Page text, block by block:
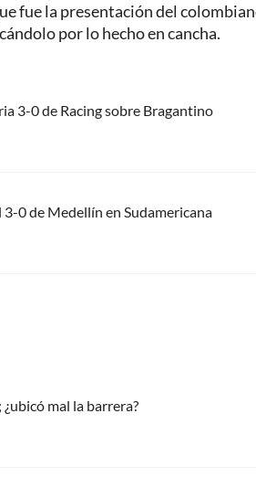
fue la presentación del
por lo hecho en cancha.
3-0 de Racing sobre Bragantino
0 de Medellín en Sudamericana
mal la barrera?